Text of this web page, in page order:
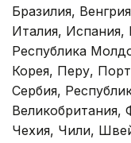
Бразилия,
Италия, Испания,
Республика
Корея, Перу,
Сербия,
Великобритания,
Чехия, Чили,